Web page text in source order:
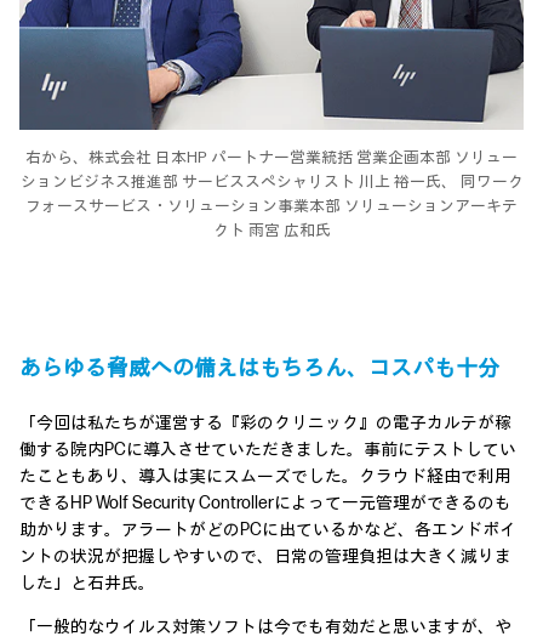
右から、株式会社 日本HP パートナー営業統括 営業企画本部 ソリュー
ションビジネス推進部 サービススペシャリスト 川上 裕一氏、
同ワーク
フォースサービス・ソリューション事業本部 ソリューションアーキテ
クト 雨宮 広和氏
あらゆる脅威への備えはもちろん、コスパも十分
「今回は私たちが運営する『彩のクリニック』の電子カルテが稼
働する院内PCに導入させていただきました。事前にテストしてい
たこともあり、導入は実にスムーズでした。クラウド経由で利用
できるHP Wolf Security Controllerによって一元管理ができるのも
助かります。アラートがどのPCに出ているかなど、各エンドポイ
ントの状況が把握しやすいので、日常の管理負担は大きく減りま
した」と石井氏。
「一般的なウイルス対策ソフトは今でも有効だと思いますが、や